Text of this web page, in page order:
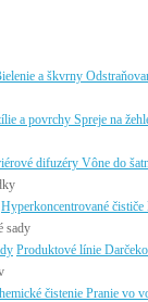
a škvrny
a povrchy Spreje na
difuzéry Vône do
Hyperkoncentrované čističe
Produktové línie
čistenie Pranie vo